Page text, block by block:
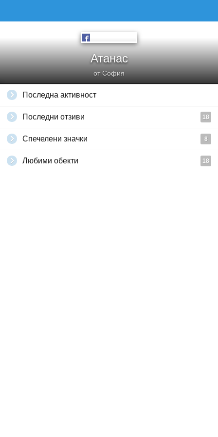
Атанас
от София
Последна активност
Последни отзиви 18
Спечелени значки 8
Любими обекти 18